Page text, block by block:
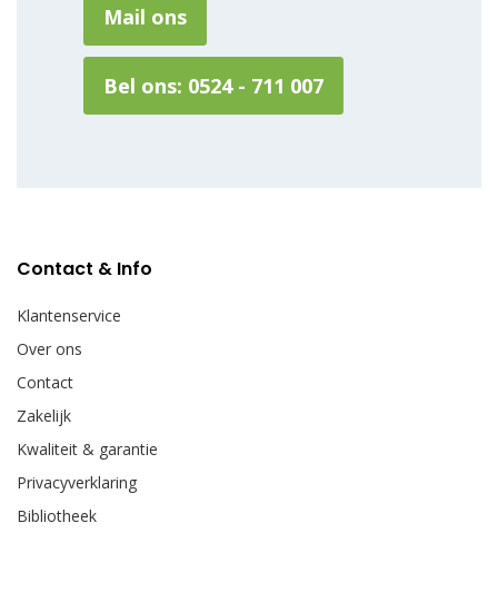
Mail ons
Bel ons: 0524 - 711 007
Contact & Info
Klantenservice
Over ons
Contact
Zakelijk
Kwaliteit & garantie
Privacyverklaring
Bibliotheek